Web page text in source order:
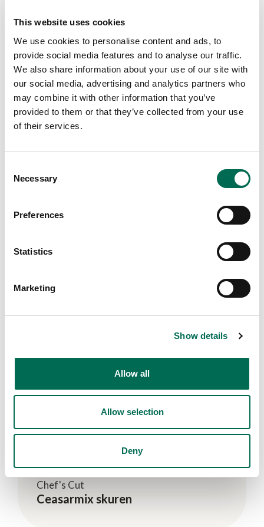
This website uses cookies
We use cookies to personalise content and ads, to
provide social media features and to analyse our traffic.
We also share information about your use of our site with
our social media, advertising and analytics partners who
may combine it with other information that you’ve
provided to them or that they’ve collected from your use
of their services.
Selection
Necessary
Preferences
Statistics
Marketing
Show details
Allow all
Allow selection
Deny
Provencemix skuren
Chef's Cut
Ceasarmix skuren